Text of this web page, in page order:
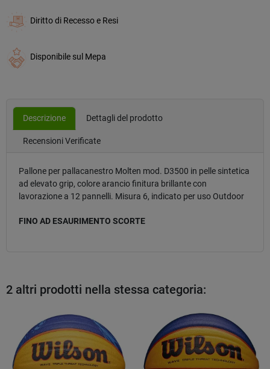
Diritto di Recesso e Resi
Disponibile sul Mepa
Descrizione Dettagli del prodotto
Recensioni Verificate
Pallone per pallacanestro Molten mod. D3500 in pelle sintetica
ad elevato grip, colore arancio finitura brillante con
lavorazione a 12 pannelli. Misura 6, indicato per uso Outdoor
FINO AD ESAURIMENTO SCORTE
2 altri prodotti nella stessa categoria: